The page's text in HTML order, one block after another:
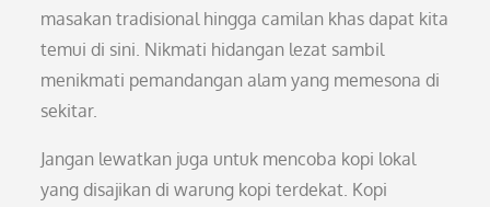
masakan tradisional hingga camilan khas dapat kita
temui di sini. Nikmati hidangan lezat sambil
menikmati pemandangan alam yang memesona di
sekitar.
Jangan lewatkan juga untuk mencoba kopi lokal
yang disajikan di warung kopi terdekat. Kopi